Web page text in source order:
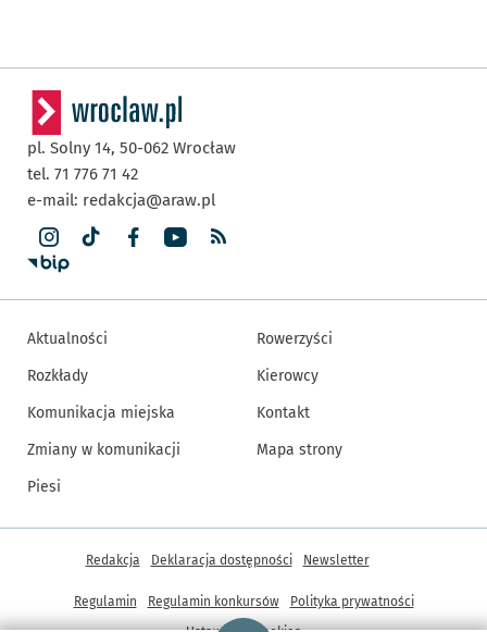
pl. Solny 14, 50-062 Wrocław
tel. 71 776 71 42
e-mail: redakcja@araw.pl
Aktualności
Rozkłady
Komunikacja miejska
Zmiany w komunikacji
Piesi
Rowerzyści
Kierowcy
Kontakt
Mapa strony
Inne informacje
Redakcja Deklaracja dostępności Newsletter
Regulamin Regulamin konkursów
Polityka prywatności